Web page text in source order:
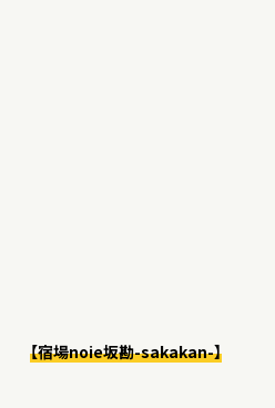
【宿場noie坂勘-sakakan-】